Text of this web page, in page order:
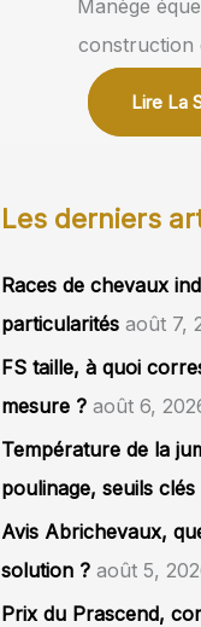
Manège
construction
Lire La
Les derniers
Races de chevaux
particularités août 7,
FS taille, à quoi
mesure ? août 6,
Température de la
poulinage, seuils clés
Avis Abrichevaux,
solution ? août 5,
Prix du Prascend,